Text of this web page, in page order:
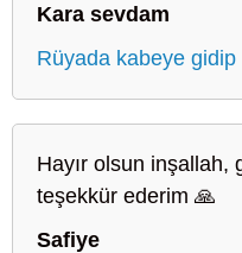
Kara sevdam
Rüyada kabeye gidip
Hayır olsun inşallah,
teşekkür ederim 🙏
Safiye